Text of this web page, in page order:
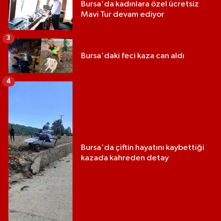
Bursa'da kadınlara özel ücretsiz
Mavi Tur devam ediyor
Bursa'daki feci kaza can aldı
3
Bursa'da çiftin hayatını kaybettiği
kazada kahreden detay
4